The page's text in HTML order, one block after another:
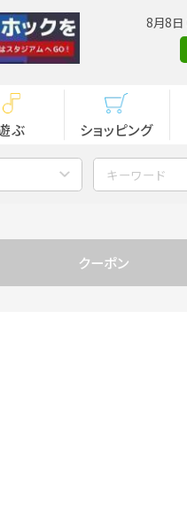
8月8日
ぶ ショッピング
クーポン